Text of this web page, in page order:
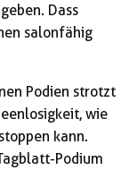
Dass
salonfähig
Podien strotzt
wie
kann.
Podium